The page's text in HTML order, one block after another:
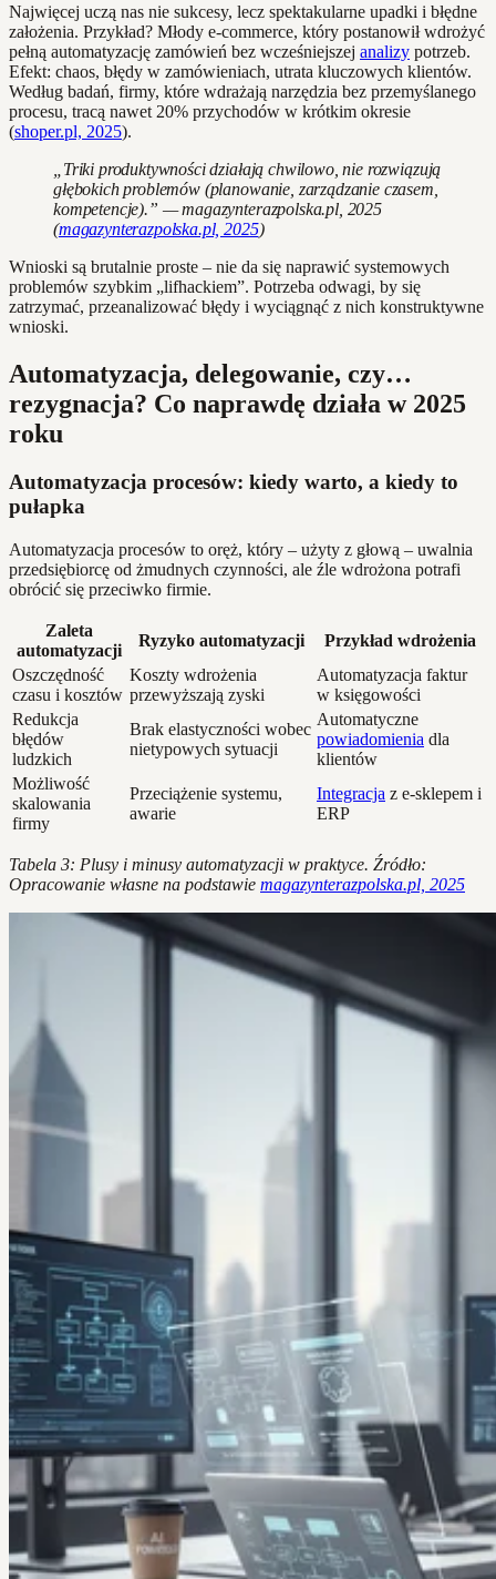
Najwięcej uczą nas nie sukcesy, lecz spektakularne upadki i błędne
założenia. Przykład? Młody e-commerce, który postanowił wdrożyć
pełną automatyzację zamówień bez wcześniejszej analizy potrzeb.
Efekt: chaos, błędy w zamówieniach, utrata kluczowych klientów.
Według badań, firmy, które wdrażają narzędzia bez przemyślanego
procesu, tracą nawet 20% przychodów w krótkim okresie
(shoper.pl, 2025).
„Triki produktywności działają chwilowo, nie rozwiązują
głębokich problemów (planowanie, zarządzanie czasem,
kompetencje).” — magazynterazpolska.pl, 2025
(magazynterazpolska.pl, 2025)
Wnioski są brutalnie proste – nie da się naprawić systemowych
problemów szybkim „lifhackiem”. Potrzeba odwagi, by się
zatrzymać, przeanalizować błędy i wyciągnąć z nich konstruktywne
wnioski.
Automatyzacja, delegowanie, czy…
rezygnacja? Co naprawdę działa w 2025
roku
Automatyzacja procesów: kiedy warto, a kiedy to
pułapka
Automatyzacja procesów to oręż, który – użyty z głową – uwalnia
przedsiębiorcę od żmudnych czynności, ale źle wdrożona potrafi
obrócić się przeciwko firmie.
Zaleta
automatyzacji
Ryzyko automatyzacji
Przykład wdrożenia
Oszczędność
czasu i kosztów
Koszty wdrożenia
przewyższają zyski
Automatyzacja faktur
w księgowości
Redukcja
błędów
ludzkich
Brak elastyczności wobec
nietypowych sytuacji
Automatyczne
powiadomienia dla
klientów
Możliwość
skalowania
firmy
Przeciążenie systemu,
awarie
Integracja z e-sklepem i
ERP
Tabela 3: Plusy i minusy automatyzacji w praktyce. Źródło:
Opracowanie własne na podstawie magazynterazpolska.pl, 2025